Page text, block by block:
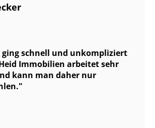
schnell und unkompliziert
Immobilien arbeitet sehr
kann man daher nur